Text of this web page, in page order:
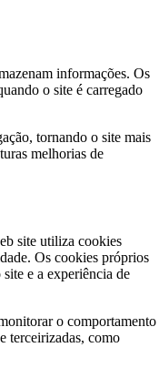
informações. Os
o site é carregado
tornando o site mais
melhorias de
site utiliza cookies
Os cookies próprios
e a experiência de
o comportamento
terceirizadas, como